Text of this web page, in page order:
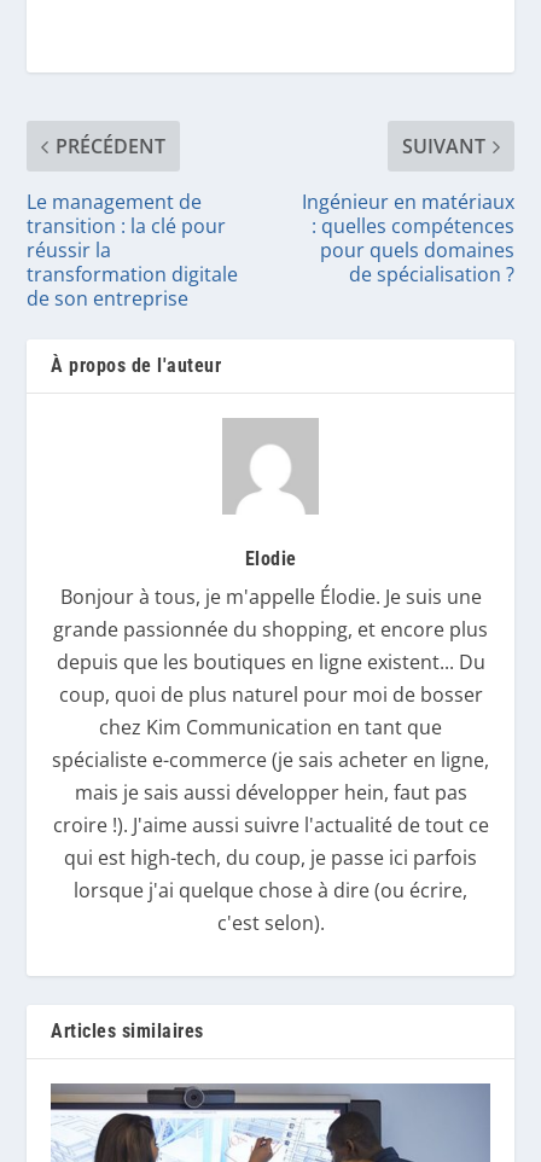
PRÉCÉDENT
Le management de
transition : la clé pour
réussir la
transformation digitale
de son entreprise
SUIVANT
Ingénieur en matériaux
: quelles compétences
pour quels domaines
de spécialisation ?
À propos de l'auteur
Elodie
Bonjour à tous, je m'appelle Élodie. Je suis une
grande passionnée du shopping, et encore plus
depuis que les boutiques en ligne existent... Du
coup, quoi de plus naturel pour moi de bosser
chez Kim Communication en tant que
spécialiste e-commerce (je sais acheter en ligne,
mais je sais aussi développer hein, faut pas
croire !). J'aime aussi suivre l'actualité de tout ce
qui est high-tech, du coup, je passe ici parfois
lorsque j'ai quelque chose à dire (ou écrire,
c'est selon).
Articles similaires